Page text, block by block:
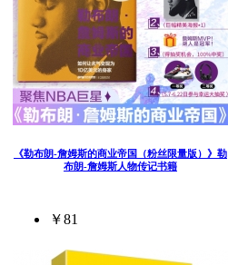
《勒布朗-詹姆斯的商业帝国（粉丝限量版）》勒
布朗-詹姆斯人物传记书籍
￥81